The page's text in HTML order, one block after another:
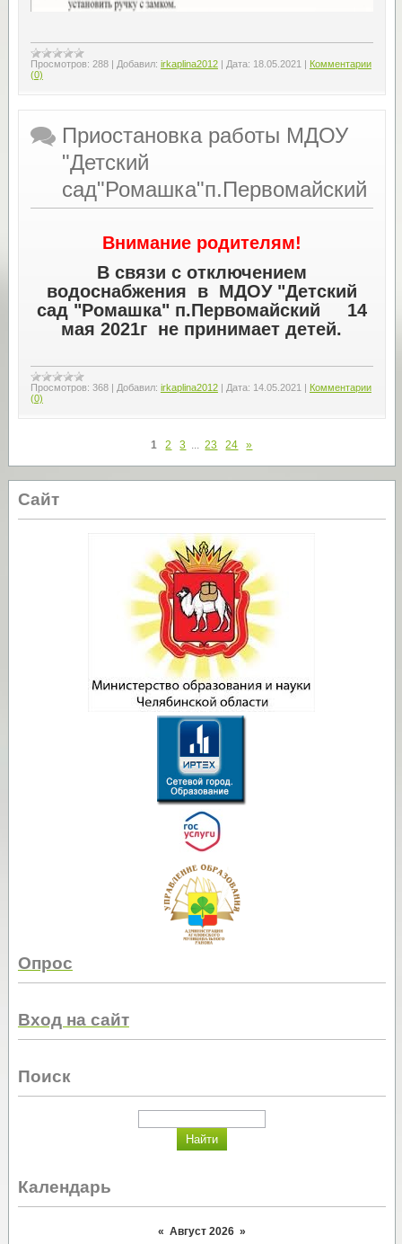
Просмотров: 288 | Добавил: irkaplina2012 | Дата: 18.05.2021 | Комментарии
(0)
Приостановка работы МДОУ
"Детский
сад"Ромашка"п.Первомайский
Внимание родителям!
В связи с отключением
водоснабжения в МДОУ "Детский
сад "Ромашка" п.Первомайский 14
мая 2021г не принимает детей.
Просмотров: 368 | Добавил: irkaplina2012 | Дата: 14.05.2021 | Комментарии
(0)
1 2 3 23 24 »
Сайт
Опрос
Вход на сайт
Поиск
Календарь
« Август 2026 »